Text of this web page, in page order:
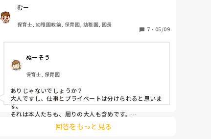
然構わないと思っています。
ただ、本人たちが良くても、周りが知ったらなんとな
くやりにくいのかな、と。それも踏まえて表向きは禁
止した方が良いのかな、とか考えています。
むー
保育士, 幼稚園教諭, 保育園, 幼稚園, 園長
7 ・ 05/09
ぬーそう
保育士, 保育園
ありじゃないでしょうか？
大人ですし、仕事とプライベートは分けられると思いま
す。
それは本人たちも、周りの大人も含めです。
保育園に限らず、他の職場ではよくあることではないで
回答をもっと見る